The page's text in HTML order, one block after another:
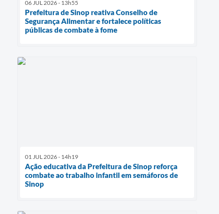
06 JUL 2026 - 13h55
Prefeitura de Sinop reativa Conselho de
Segurança Alimentar e fortalece políticas
públicas de combate à fome
01 JUL 2026 - 14h19
Ação educativa da Prefeitura de Sinop reforça
combate ao trabalho infantil em semáforos de
Sinop